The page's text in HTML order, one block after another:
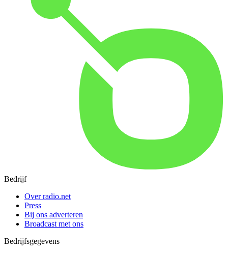
Bedrijf
Over radio.net
Press
Bij ons adverteren
Broadcast met ons
Bedrijfsgegevens